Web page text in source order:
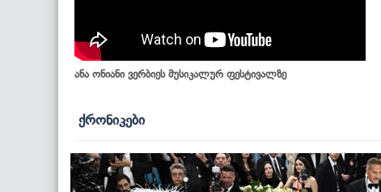
ანა ონიანი ვერბიეს მუსიკალურ ფესტივალზე
ქრონიკები